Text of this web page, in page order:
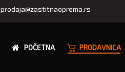
prodaja@zastitnaoprema.rs
POČETNA PRODAVNICA